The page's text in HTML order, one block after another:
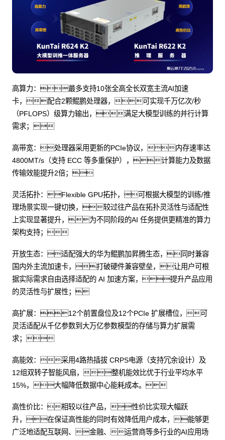
高算力：最多支持10张全高全长双宽主流AI加速
卡，配合2颗鲲鹏处理器，可实现千万亿次/秒
（PFLOPS）级算力输出，满足大模型训练的并行计算
需求；
高带宽：处理器采用更新的PCIe协议，内存速率达
4800MT/s（支持 ECC 等多重保护），计算能力及数据
传输效能提升2倍；
灵活拓扑：Flexible GPU拓扑，可根据大模型的训练/推
理场景实现一键切换，较过往产品在拓扑灵活性与适配性
上实现显著提升，为不同阶段的AI 任务提供更精准的算力
架构支持；
开放生态：适配强大的华为鲲鹏加昇腾生态，同时兼容
国内外主流加速卡，打破硬件兼容壁垒，让用户可根
据实际需求自由选择适配的 AI 加速方案，提升产品应用
的灵活性与扩展性；
高扩展：12个前置盘位及12个PCIe 扩展槽位，可
灵活适配从千亿参数到大万亿参数模型的存储与算力扩展需
求；
高能效：采用4路热插拔 CRPS电源（支持冗余设计）及
12组双转子智能风扇，整机能效比优于行业平均水平
15%，大幅降低数据中心能耗成本。
高性价比：相较以往产品，性价比实现大幅跃
升，在保证高性能的同时有效降低用户成本，能够更
广泛地适配互联网、金融、运营商等多行业的AI应用场